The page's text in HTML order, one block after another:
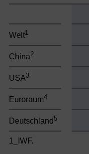
Welt1
China2
USA3
Euroraum4
Deutschland 5
1_IWF.